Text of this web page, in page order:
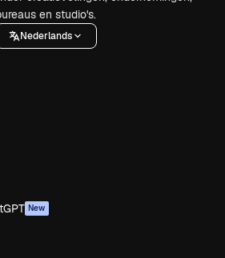
en studio's.
Nederlands
New